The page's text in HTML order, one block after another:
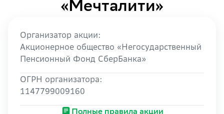
«Мечталити»
Организатор акции:
Акционерное общество «Негосударственный
Пенсионный Фонд СберБанка»
ОГРН организатора:
1147799009160
Полные правила акции